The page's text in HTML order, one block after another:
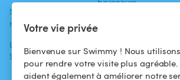
Votre vie privée
Bienvenue sur Swimmy ! Nous
pour rendre votre visite plus
aident également à améliorer notre
Swimmy dans les
médias
L'aventure
Swimmy
Louer ma piscine
Comment ça